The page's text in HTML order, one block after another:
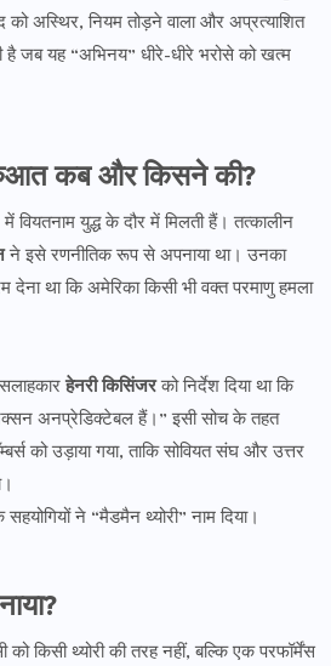
अस्थिर, नियम तोड़ने वाला और अप्रत्याशित
है जब यह “अभिनय” धीरे-धीरे भरोसे को खत्म
कब और किसने की?
वियतनाम युद्ध के दौर में मिलती हैं। तत्कालीन
ने इसे रणनीतिक रूप से अपनाया था। उनका
देना था कि अमेरिका किसी भी वक्त परमाणु हमला
सलाहकारहेनरी किसिंजरको निर्देश दिया था कि
अनप्रेडिक्टेबल हैं।” इसी सोच के तहत
को उड़ाया गया, ताकि सोवियत संघ और उत्तर
ने “मैडमैन थ्योरी” नाम दिया।
किसी थ्योरी की तरह नहीं, बल्कि एक परफॉर्मेंस